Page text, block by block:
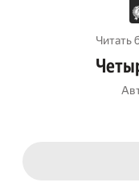
Читать